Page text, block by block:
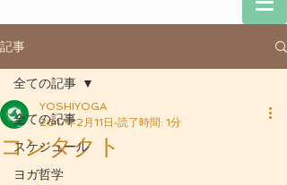
記事
全ての記事
スケジュール
ヨガ哲学
全ての記事
コンタクト
YOSHIYOGA
2017年2月11日 読了時間: 1分